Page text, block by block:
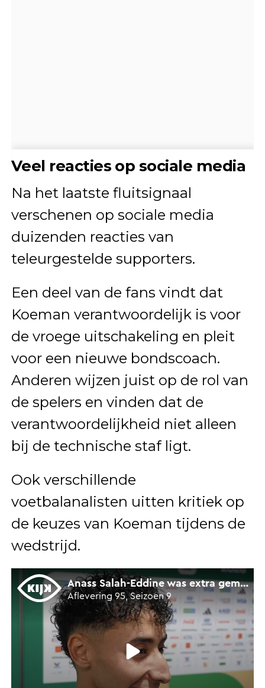
Veel reacties op sociale media
Na het laatste fluitsignaal
verschenen op sociale media
duizenden reacties van
teleurgestelde supporters.
Een deel van de fans vindt dat
Koeman verantwoordelijk is voor
de vroege uitschakeling en pleit
voor een nieuwe bondscoach.
Anderen wijzen juist op de rol van
de spelers en vinden dat de
verantwoordelijkheid niet alleen
bij de technische staf ligt.
Ook verschillende
voetbalanalisten uitten kritiek op
de keuzes van Koeman tijdens de
wedstrijd.